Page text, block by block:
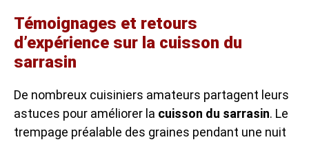
Témoignages et retours
d’expérience sur la cuisson du
sarrasin
De nombreux cuisiniers amateurs partagent leurs
astuces pour améliorer la cuisson du sarrasin. Le
trempage préalable des graines pendant une nuit